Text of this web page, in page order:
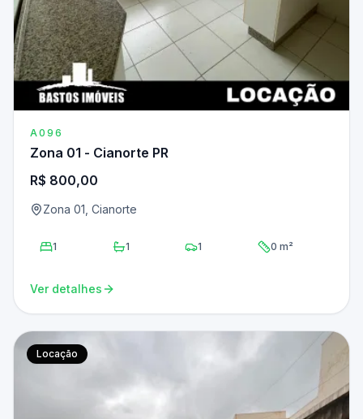
A096
Zona 01 - Cianorte PR
R$ 800,00
Zona 01, Cianorte
1 1 1 0 m²
Ver detalhes
Locação